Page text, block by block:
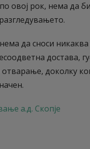
овој рок, нема да
да сноси
достава,
доколку
а.д. Скопје